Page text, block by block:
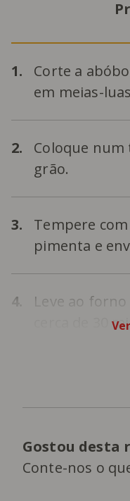
1.
Corte a
em meias-
2.
Coloque num
grão.
3.
Tempere
pimenta e
4.
Leve ao forno
cerca de 30
Gostou desta
Conte-nos o